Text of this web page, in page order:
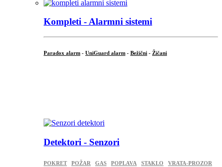
Kompleti - Alarmni sistemi
Paradox alarm - UniGuard alarm - Bežični - Žičani
Detektori - Senzori
POKRET POŽAR GAS POPLAVA STAKLO VRATA-PROZOR